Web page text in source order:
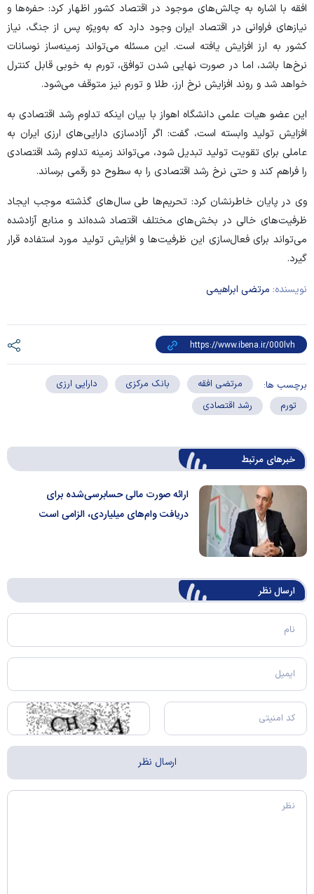
افقه با اشاره به چالش‌های موجود در اقتصاد کشور اظهار کرد: حفره‌ها و
نیاز‌های فراوانی در اقتصاد ایران وجود دارد که به‌ویژه پس از جنگ، نیاز
کشور به ارز افزایش یافته است. این مسئله می‌تواند زمینه‌ساز نوسانات
نرخ‌ها باشد، اما در صورت نهایی شدن توافق، تورم به خوبی قابل کنترل
خواهد شد و روند افزایش نرخ ارز، طلا و تورم نیز متوقف می‌شود.
این عضو هیات علمی دانشگاه اهواز با بیان اینکه تداوم رشد اقتصادی به
افزایش تولید وابسته است، گفت: اگر آزادسازی دارایی‌های ارزی ایران به
عاملی برای تقویت تولید تبدیل شود، می‌تواند زمینه تداوم رشد اقتصادی
را فراهم کند و حتی نرخ رشد اقتصادی را به سطوح دو رقمی برساند.
وی در پایان خاطرنشان کرد: تحریم‌ها طی سال‌های گذشته موجب ایجاد
ظرفیت‌های خالی در بخش‌های مختلف اقتصاد شده‌اند و منابع آزادشده
می‌تواند برای فعال‌سازی این ظرفیت‌ها و افزایش تولید مورد استفاده قرار
گیرد.
نویسنده: مرتضی ابراهیمی
برچسب ها: مرتضی افقه بانک مرکزی
دارایی ارزی
تورم
رشد اقتصادی
خبرهای مرتبط
ارائه صورت مالی حسابرسی‌شده برای
دریافت وام‌های میلیاردی، الزامی است
ارسال‌ نظر